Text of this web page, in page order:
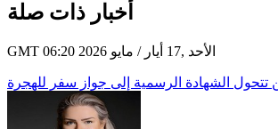
أخبار ذات صلة
GMT 06:20 2026 الأحد ,17 أيار / مايو
تتحول الشهادة الرسمية إلى جواز سفر للهجرة